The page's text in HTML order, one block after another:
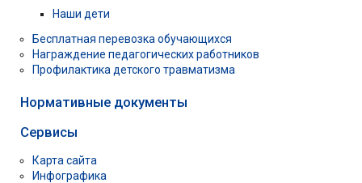
Наши дети
Бесплатная перевозка обучающихся
Награждение педагогических работников
Профилактика детского травматизма
Нормативные документы
Сервисы
Карта сайта
Инфографика